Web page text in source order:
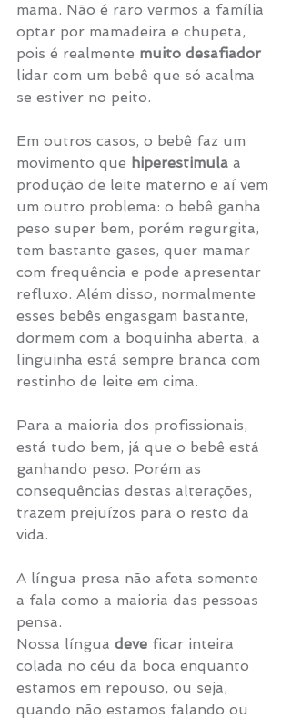
mama. Não é raro vermos a família
optar por mamadeira e chupeta,
pois é realmente muito desafiador
lidar com um bebê que só acalma
se estiver no peito.
Em outros casos, o bebê faz um
movimento que hiperestimula a
produção de leite materno e aí vem
um outro problema: o bebê ganha
peso super bem, porém regurgita,
tem bastante gases, quer mamar
com frequência e pode apresentar
refluxo. Além disso, normalmente
esses bebês engasgam bastante,
dormem com a boquinha aberta, a
linguinha está sempre branca com
restinho de leite em cima.
Para a maioria dos profissionais,
está tudo bem, já que o bebê está
ganhando peso. Porém as
consequências destas alterações,
trazem prejuízos para o resto da
vida.
A língua presa não afeta somente
a fala como a maioria das pessoas
pensa.
Nossa língua deve ficar inteira
colada no céu da boca enquanto
estamos em repouso, ou seja,
quando não estamos falando ou